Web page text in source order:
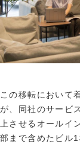
この移転において
が、同社のサービ
上させるオールイ
部まで含めたビル